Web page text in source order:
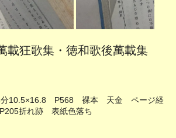
載狂歌集・徳和歌後萬載集
分10.5×16.8 P568 裸本 天金 ページ経
折れ跡 表紙色落ち